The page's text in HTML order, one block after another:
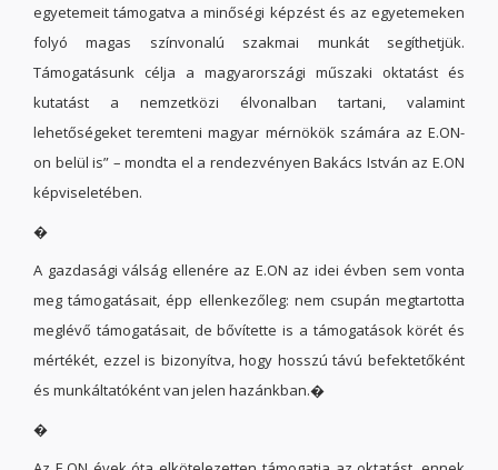
egyetemeit támogatva a minőségi képzést és az egyetemeken
folyó magas színvonalú szakmai munkát segíthetjük.
Támogatásunk célja a magyarországi műszaki oktatást és
kutatást a nemzetközi élvonalban tartani, valamint
lehetőségeket teremteni magyar mérnökök számára az E.ON-
on belül is” – mondta el a rendezvényen Bakács István az E.ON
képviseletében.
�
A gazdasági válság ellenére az E.ON az idei évben sem vonta
meg támogatásait, épp ellenkezőleg: nem csupán megtartotta
meglévő támogatásait, de bővítette is a támogatások körét és
mértékét, ezzel is bizonyítva, hogy hosszú távú befektetőként
és munkáltatóként van jelen hazánkban.�
�